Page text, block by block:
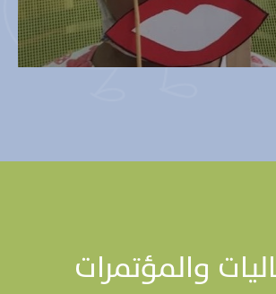
والمؤتمرات